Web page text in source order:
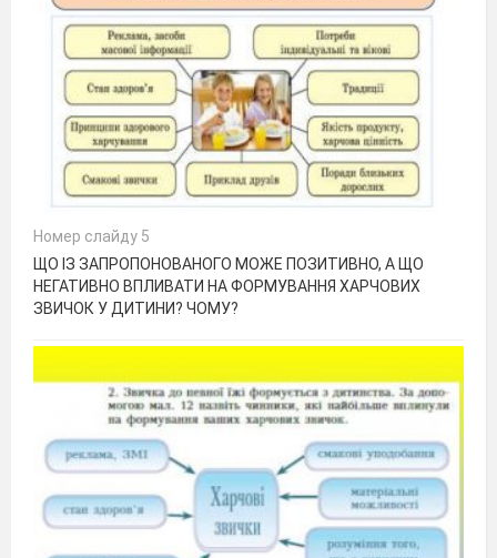
Номер слайду 5
ЩО ІЗ ЗАПРОПОНОВАНОГО МОЖЕ ПОЗИТИВНО, А ЩО
НЕГАТИВНО ВПЛИВАТИ НА ФОРМУВАННЯ ХАРЧОВИХ
ЗВИЧОК У ДИТИНИ? ЧОМУ?